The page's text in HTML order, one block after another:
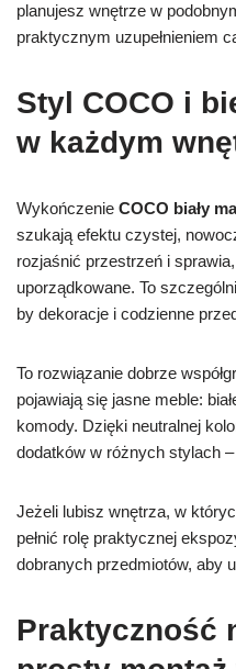
planujesz wnętrze w
praktycznym uzupełnieniem
Styl COCO i
w każdym
Wykończenie COCO biały
szukają efektu czystej,
rozjaśnić przestrzeń i
uporządkowane. To
by dekoracje i codzienne
To rozwiązanie dobrze
pojawiają się jasne meble:
komody. Dzięki neutralnej
dodatków w różnych stylach
Jeżeli lubisz wnętrza, w
pełnić rolę praktycznej
dobranych przedmiotów, aby
Praktyczność